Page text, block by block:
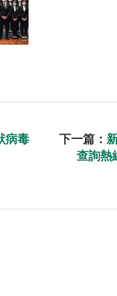
病毒
下一篇：
查詢熱